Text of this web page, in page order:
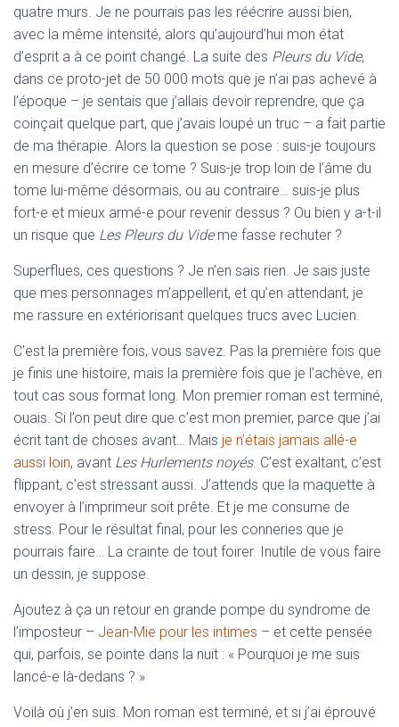
quatre murs. Je ne pourrais pas les réécrire aussi bien,
avec la même intensité, alors qu’aujourd’hui mon état
d’esprit a à ce point changé. La suite des Pleurs du Vide,
dans ce proto-jet de 50 000 mots que je n’ai pas achevé à
l’époque – je sentais que j’allais devoir reprendre, que ça
coinçait quelque part, que j’avais loupé un truc – a fait partie
de ma thérapie. Alors la question se pose : suis-je toujours
en mesure d’écrire ce tome ? Suis-je trop loin de l’âme du
tome lui-même désormais, ou au contraire… suis-je plus
fort-e et mieux armé-e pour revenir dessus ? Ou bien y a-t-il
un risque que Les Pleurs du Videme fasse rechuter ?
Superflues, ces questions ? Je n’en sais rien. Je sais juste
que mes personnages m’appellent, et qu’en attendant, je
me rassure en extériorisant quelques trucs avec Lucien.
C’est la première fois, vous savez. Pas la première fois que
je finis une histoire, mais la première fois que je l’achève, en
tout cas sous format long. Mon premier roman est terminé,
ouais. Si l’on peut dire que c’est mon premier, parce que j’ai
écrit tant de choses avant… Mais je n’étais jamais allé-e
aussi loin, avant Les Hurlements noyés. C’est exaltant, c’est
flippant, c’est stressant aussi. J’attends que la maquette à
envoyer à l’imprimeur soit prête. Et je me consume de
stress. Pour le résultat final, pour les conneries que je
pourrais faire… La crainte de tout foirer. Inutile de vous faire
un dessin, je suppose.
Ajoutez à ça un retour en grande pompe du syndrome de
l’imposteur – Jean-Mie pour les intimes – et cette pensée
qui, parfois, se pointe dans la nuit : « Pourquoi je me suis
lancé-e là-dedans ? »
Voilà où j’en suis. Mon roman est terminé, et si j’ai éprouvé